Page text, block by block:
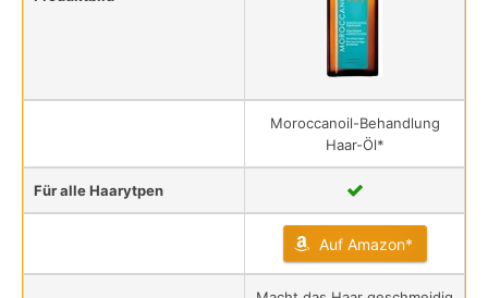
Moroccanoil-Behandlung
Haar-Öl*
Für alle Haarytpen
Auf Amazon*